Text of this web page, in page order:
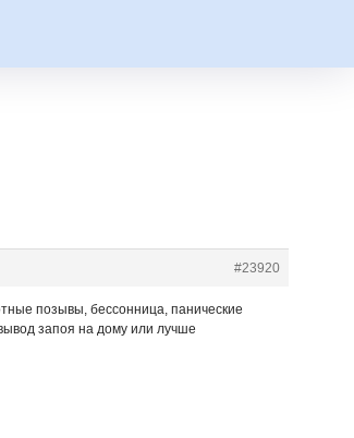
#23920
позывы, бессонница, панические
запоя на дому или лучше